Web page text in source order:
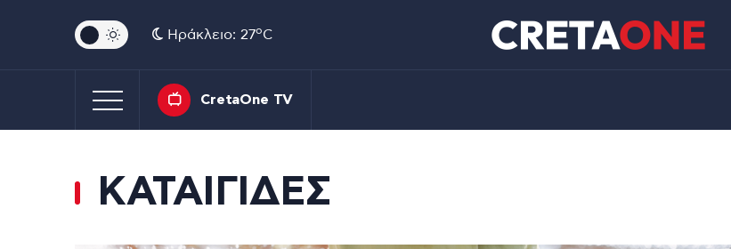
Ηράκλειο: 27oC
CretaOne TV
ΚΑΤΑΙΓΙΔΕΣ